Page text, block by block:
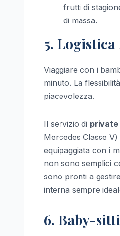
frutti di
di massa.
5.
Viaggiare con i
minuto. La
piacevolezza.
Il servizio di private
Mercedes Classe
equipaggiata con i
non sono semplici
sono pronti a
interna sempre
6. Baby-